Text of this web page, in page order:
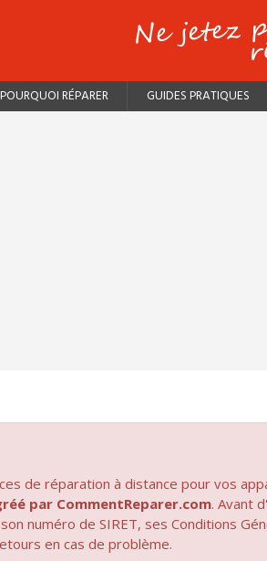
POURQUOI RÉPARER GUIDES PRATIQUES
de réparation à distance pour vos
par CommentReparer.com. Avant
numéro de SIRET, ses Conditions
en cas de problème.